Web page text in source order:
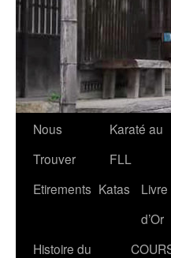
Nous
Trouver
Karaté au
FLL
Etirements Katas
Livre
d’Or
Histoire du